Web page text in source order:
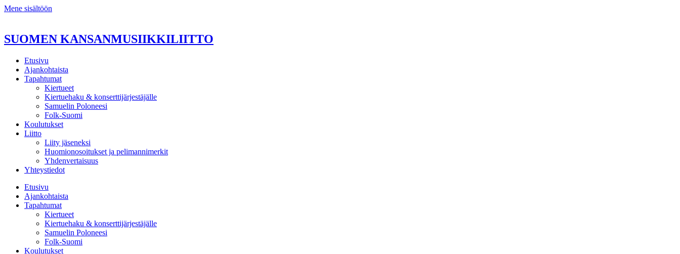
Mene sisältöön
SUOMEN KANSANMUSIIKKILIITTO
Etusivu
Ajankohtaista
Tapahtumat
Kiertueet
Kiertuehaku & konserttijärjestäjälle
Samuelin Poloneesi
Folk-Suomi
Koulutukset
Liitto
Liity jäseneksi
Huomionosoitukset ja pelimannimerkit
Yhdenvertaisuus
Yhteystiedot
Etusivu
Ajankohtaista
Tapahtumat
Kiertueet
Kiertuehaku & konserttijärjestäjälle
Samuelin Poloneesi
Folk-Suomi
Koulutukset